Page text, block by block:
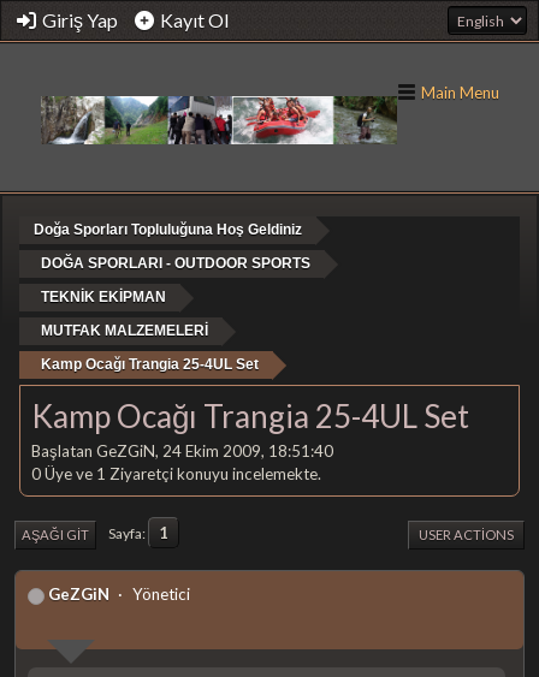
Giriş Yap Kayıt Ol
Main Menu
Doğa Sporları Topluluğuna Hoş Geldiniz
DOĞA SPORLARI - OUTDOOR SPORTS
TEKNİK EKİPMAN
MUTFAK MALZEMELERİ
Kamp Ocağı Trangia 25-4UL Set
Kamp Ocağı Trangia 25-4UL Set
Başlatan GeZGiN, 24 Ekim 2009, 18:51:40
0 Üye ve 1 Ziyaretçi konuyu incelemekte.
AŞAĞI GIT Sayfa 1 USER ACTIONS
GeZGiN Yönetici